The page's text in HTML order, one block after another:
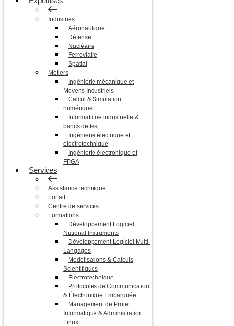
Industries
Aéronautique
Défense
Nucléaire
Ferroviaire
Spatial
Métiers
Ingénierie mécanique et
Moyens Industriels
Calcul & Simulation
numérique
Informatique industrielle &
bancs de test
Ingénierie électrique et
électrotechnique
Ingénierie électronique et
FPGA
Services
Assistance technique
Forfait
Centre de services
Formations
Développement Logiciel
National Instruments
Développement Logiciel Multi-
Langages
Modélisations & Calculs
Scientifiques
Électrotechnique
Protocoles de Communication
& Électronique Embarquée
Management de Projet
Informatique & Administration
Linux